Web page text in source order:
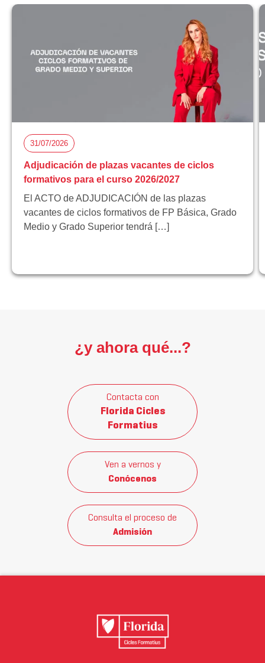
31/07/2026
Adjudicación de plazas vacantes de ciclos
formativos para el curso 2026/2027
El ACTO de ADJUDICACIÓN de las plazas
vacantes de ciclos formativos de FP Básica, Grado
Medio y Grado Superior tendrá […]
¿y ahora qué...?
Contacta con
Florida Cicles
Formatius
Ven a vernos y
Conócenos
Consulta el proceso de
Admisión